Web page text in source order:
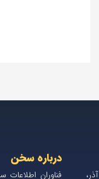
تهران، تقاطع بلوار کشاورز و خیابان 1۶ آذر،
درباره سخن
فناوران